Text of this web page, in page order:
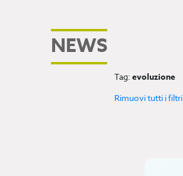
NEWS
Tag: evoluzione
Rimuovi tutti i filtri